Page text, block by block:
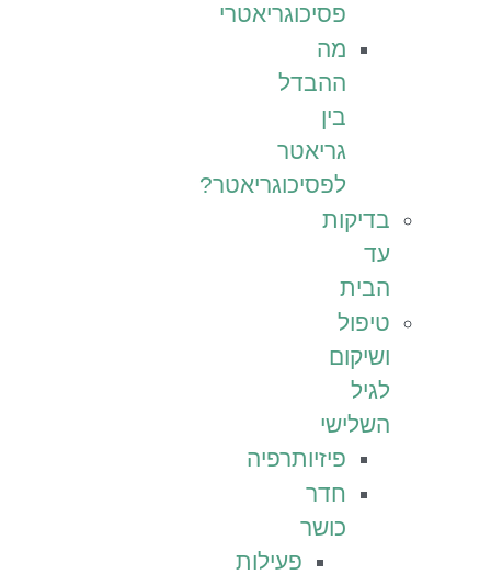
פסיכוגריאטרי
מה
ההבדל
בין
גריאטר
לפסיכוגריאטר?
בדיקות
עד
הבית
טיפול
ושיקום
לגיל
השלישי
פיזיותרפיה
חדר
כושר
פעילות